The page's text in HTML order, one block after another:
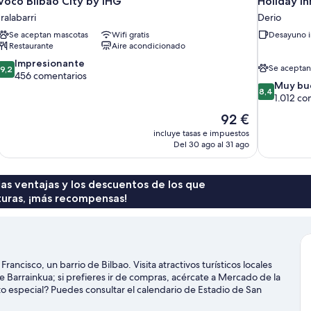
Se aceptan mascotas
Wifi gratis
Restaurante
Aire acondicionado
9,2 Impresionante
456 comentarios
El
precio
actual
92 €
92 €
incluye tasas e impuestos
Del 30 ago al 31 ago
Derio
Desayuno
Se
8.4
sobre
1.012
8,4Muy
1.012
ventajas y los descuentos de los que
¡más recompensas!
un barrio de Bilbao. Visita atractivos turísticos locales
si prefieres ir de compras, acércate a Mercado de la
Puedes consultar el calendario de Estadio de San